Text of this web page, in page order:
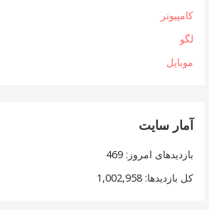
کامپیوتر
لگو
موبایل
آمار سایت
بازدیدهای امروز:469
کل بازدیدها:1,002,958